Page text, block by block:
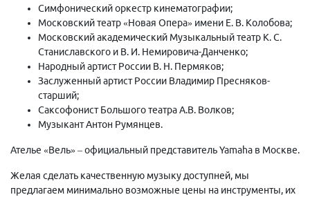
Симфонический оркестр кинематографии;
Московский театр «Новая Опера» имени Е. В. Колобова;
Московский академический Музыкальный театр К. С.
Станиславского и В. И. Немировича-Данченко;
Народный артист России В. Н. Пермяков;
Заслуженный артист России Владимир Пресняков-
старший;
Саксофонист Большого театра А.В. Волков;
Музыкант Антон Румянцев.
Ателье «Вель» – официальный представитель Yamaha в Москве.
Желая сделать качественную музыку доступней, мы
предлагаем минимально возможные цены на инструменты, их